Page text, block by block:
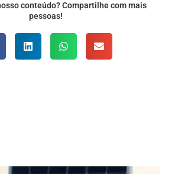
conteúdo? Compartilhe com mais
pessoas!